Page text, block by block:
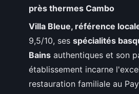
près thermes Cambo
Villa Bleue, référence
9,5/10, ses spécialités
Bains authentiques et son
établissement incarne
restauration familiale au